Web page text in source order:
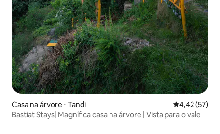
Casa na árvore ⋅ Tandi 4,42 de uma
4,42 (57)
Bastiat Stays| Magnífica casa na árvore | Vista para o vale